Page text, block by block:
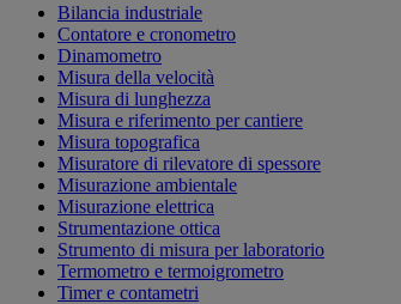
Bilancia industriale
Contatore e cronometro
Dinamometro
Misura della velocità
Misura di lunghezza
Misura e riferimento per cantiere
Misura topografica
Misuratore di rilevatore di spessore
Misurazione ambientale
Misurazione elettrica
Strumentazione ottica
Strumento di misura per laboratorio
Termometro e termoigrometro
Timer e contametri